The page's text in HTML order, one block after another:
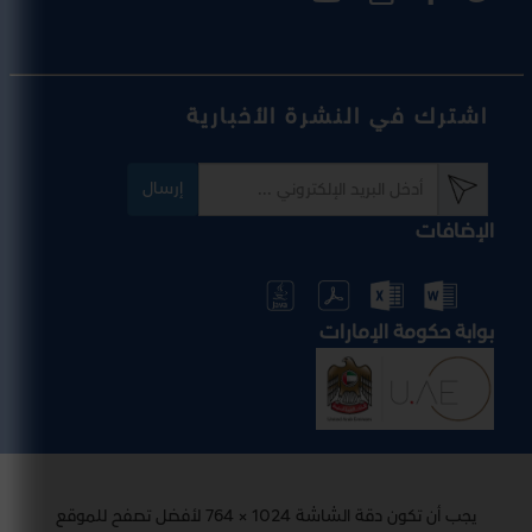
اشترك في النشرة الأخبارية
إرسال
الإضافات
بوابة حكومة الإمارات
يجب أن تكون دقة الشاشة 1024 × 764 لأفضل تصفح للموقع